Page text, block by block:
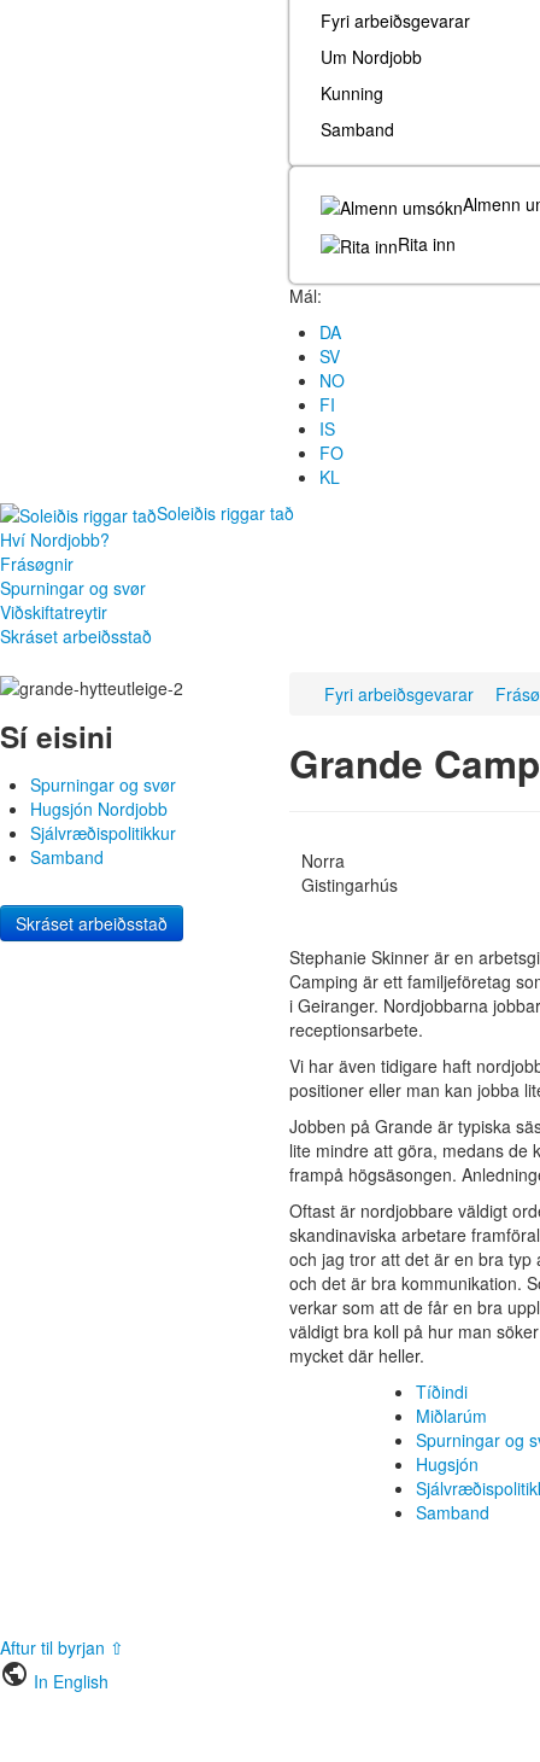
Fyri arbeiðsgevarar
Um Nordjobb
Kunning
Samband
Almenn
Rita inn
Mál:
DA
SV
NO
FI
IS
FO
KL
Soleiðis riggar tað
Hví Nordjobb?
Frásøgnir
Spurningar og svør
Viðskiftatreytir
Skráset arbeiðsstað
Sí eisini
Spurningar og svør
Hugsjón Nordjobb
Sjálvræðispolitikkur
Samband
Skráset arbeiðsstað
Fyri arbeiðsgevarar
Grande
Norra
Gistingarhús
Stephanie Skinner är en
Camping är ett familjeföretag
i Geiranger. Nordjobbarna
receptionsarbete.
Vi har även tidigare haft
positioner eller man kan jobba
Jobben på Grande är typiska
lite mindre att göra, medans de
frampå högsäsongen.
Oftast är nordjobbare väldigt
skandinaviska arbetare
och jag tror att det är en bra
och det är bra kommunikation.
verkar som att de får en bra
väldigt bra koll på hur man
mycket där heller.
Tíðindi
Miðlarúm
Spurningar og
Hugsjón
Samband
Aftur til byrjan ⇧
public In English